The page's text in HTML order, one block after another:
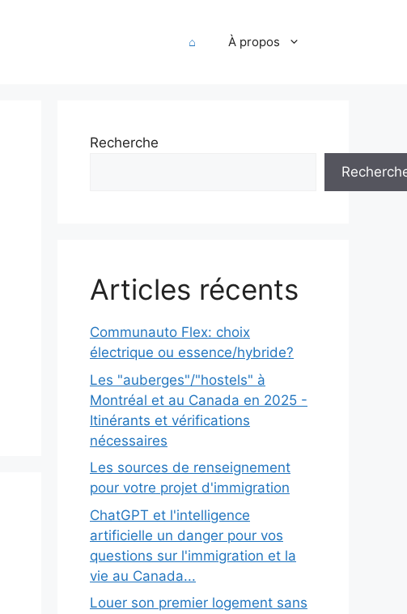
⌂ À propos
Recherche
Articles récents
Communauto Flex: choix
électrique ou essence/hybride?
Les "auberges"/"hostels" à
Montréal et au Canada en 2025 -
Itinérants et vérifications
nécessaires
Les sources de renseignement
pour votre projet d'immigration
ChatGPT et l'intelligence
artificielle un danger pour vos
questions sur l'immigration et la
vie au Canada...
Louer son premier logement sans